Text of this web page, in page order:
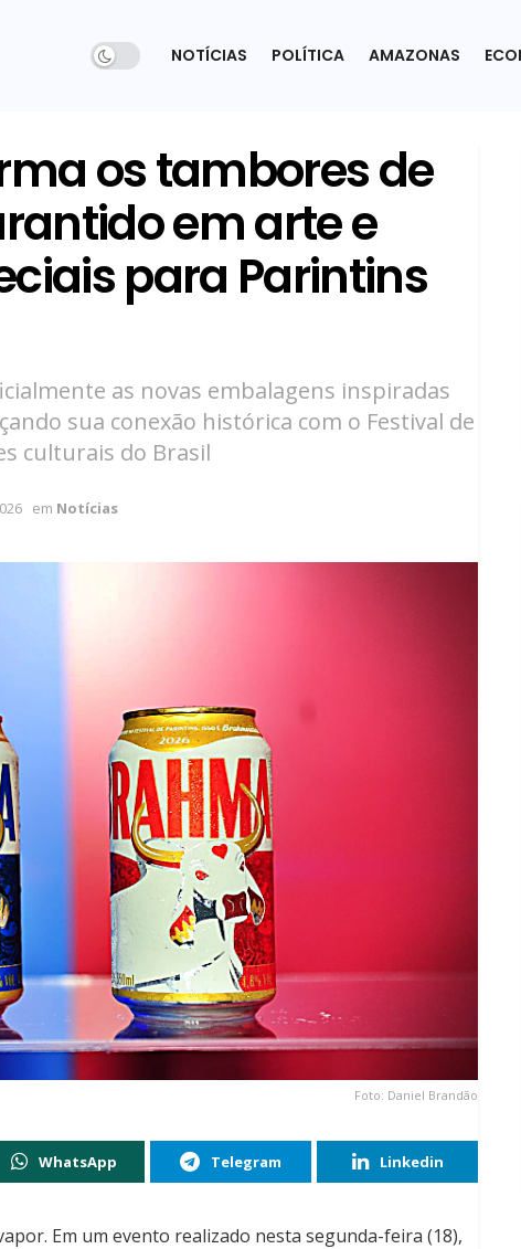
NOTÍCIAS POLÍTICA AMAZONAS
os tambores de
em arte e
para Parintins
as novas embalagens inspiradas
sua conexão histórica com o Festival de
culturais do Brasil
em Notícias
Foto: Daniel Brandão
WhatsApp Telegram Linkedin
Em um evento realizado nesta segunda-feira (18),